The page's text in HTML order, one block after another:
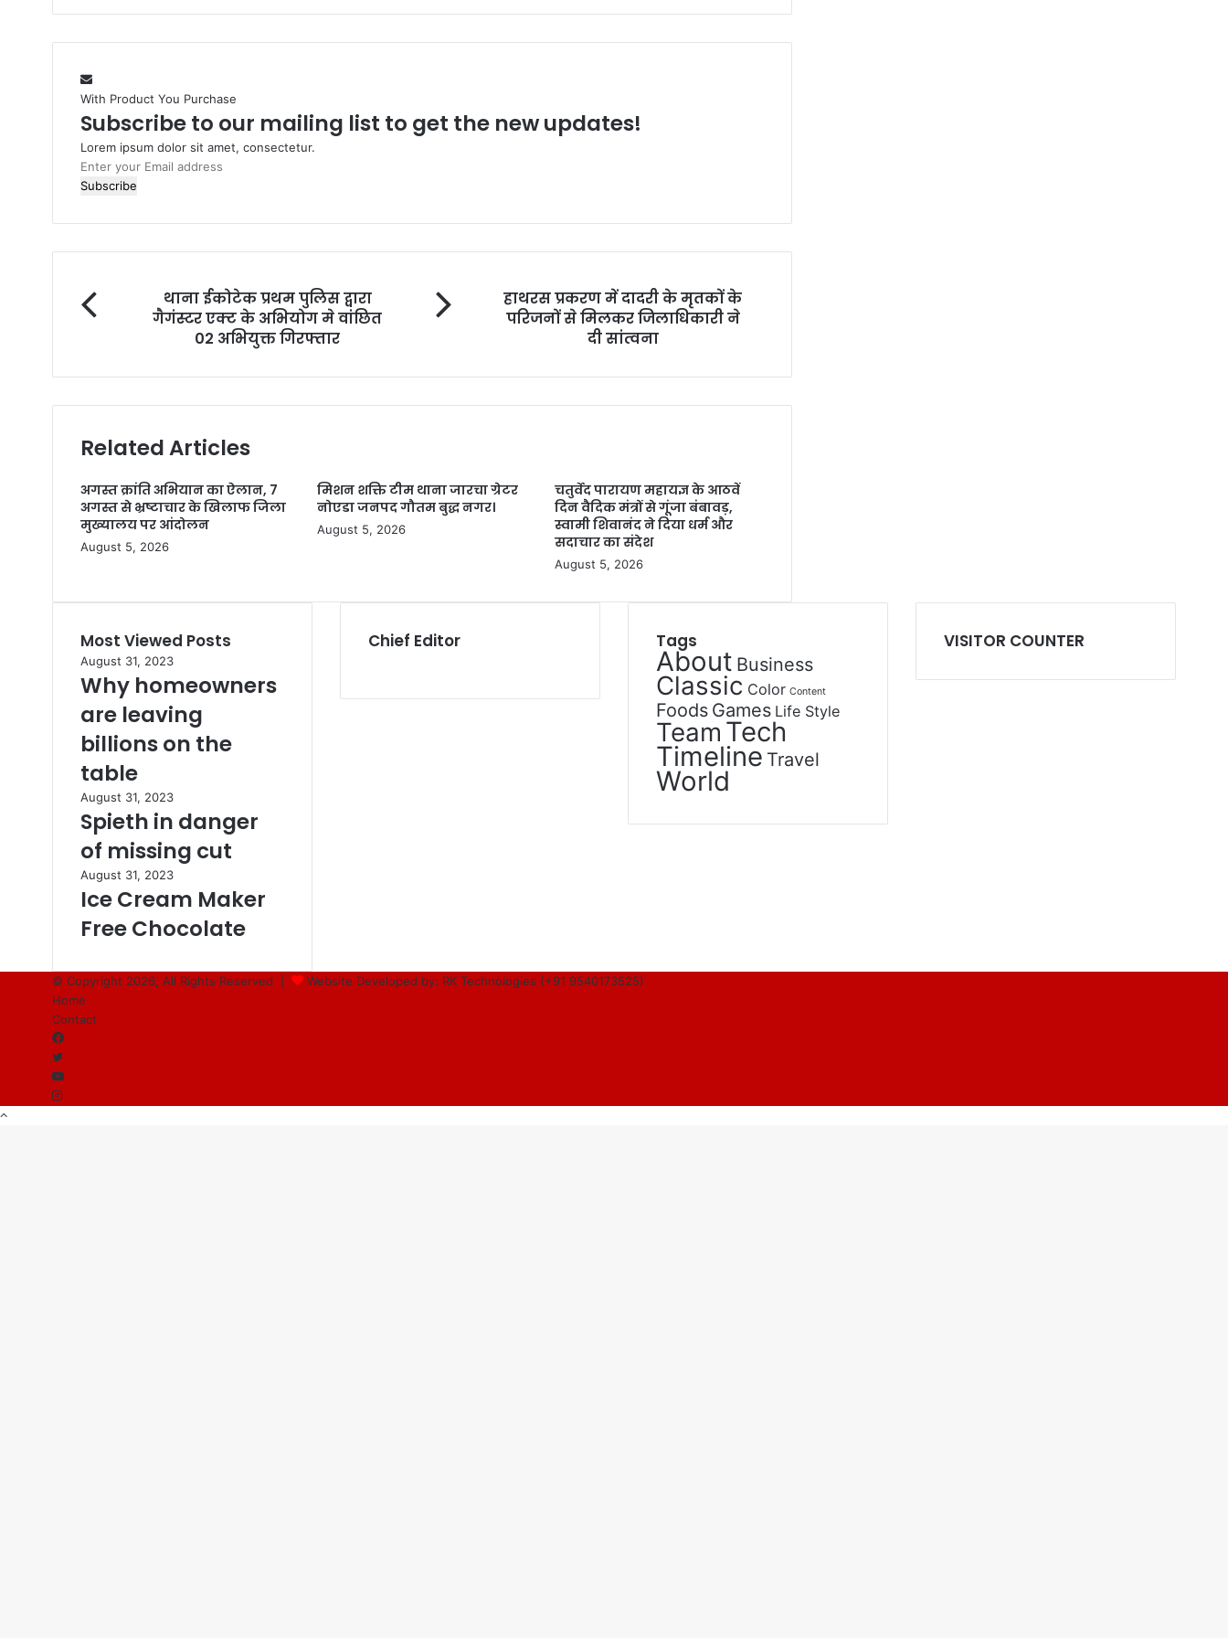
With Product You Purchase
Subscribe to our mailing list to get the new updates!
Lorem ipsum dolor sit amet, consectetur.
Enter
your
address
थाना ईकोटेक प्रथम पुलिस द्वारा
गैगंस्टर एक्ट के अभियोग मे वांछित
02 अभियुक्त गिरफ्तार
हाथरस प्रकरण में दादरी के मृतकों के
परिजनों से मिलकर जिलाधिकारी ने
दी सांत्वना
Related Articles
अगस्त क्रांति अभियान का ऐलान, 7
अगस्त से भ्रष्टाचार के खिलाफ जिला
मुख्यालय पर आंदोलन
August 5, 2026
मिशन शक्ति टीम थाना जारचा ग्रेटर
नोएडा जनपद गौतम बुद्ध नगर।
August 5, 2026
चतुर्वेद पारायण महायज्ञ के आठवें
दिन वैदिक मंत्रों से गूंजा बंबावड़,
स्वामी शिवानंद ने दिया धर्म और
सदाचार का संदेश
August 5, 2026
Most Viewed Posts
August 31, 2023
Why homeowners
are leaving
billions on the
table
August 31, 2023
Spieth in danger
of missing cut
August 31, 2023
Ice Cream Maker
Free Chocolate
Chief Editor Tags
About Business
Classic Color Content
Foods Games Life Style
Team Tech
Timeline Travel
World
VISITOR COUNTER
© Copyright 2026, All Rights Reserved |
Website Developed by: RK Technologies (+91 9540173525)
Home
Contact
Facebook
Twitter
YouTube
Instagram
Back